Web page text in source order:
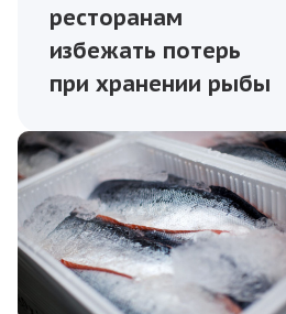
ресторанам
избежать потерь
при хранении рыбы